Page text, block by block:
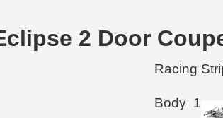
2 Door
Racing
Body 1